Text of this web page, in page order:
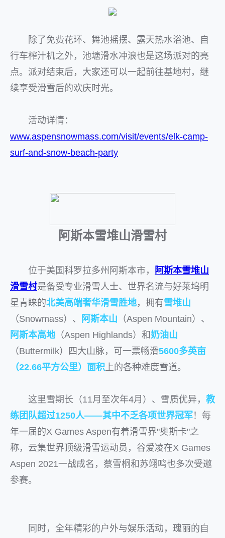
除了免费花环、舞池摇摆、露天热水浴池、自
行车榨汁机之外，池塘滑水冲浪也是这场派对的亮
点。派对结束后，大家还可以一起前往基地村，继
续享受滑雪后的欢庆时光。
活动详情：
www.aspensnowmass.com/visit/events/elk-camp-
surf-and-snow-beach-party
阿斯本雪堆山滑雪村
位于美国科罗拉多州阿斯本市，
阿斯本雪堆山
滑雪村是备受专业滑雪人士、世界名流与好莱坞明
星青睐的北美高端奢华滑雪胜地，拥有雪堆山
（Snowmass）、
阿斯本山 （Aspen Mountain）、
阿斯本高地 （Aspen Highlands）和奶油山
（Buttermilk）四大山脉，可一票畅滑5600多英亩
（22.66平方公里）面积上的各种难度雪道。
这里雪期长（11月至次年4月）、雪质优异， 教
练团队超过1250人——其中不乏各项世界冠军！每
年一届的X Games Aspen有着滑雪界"奥斯卡"之
称，云集世界顶级滑雪运动员，谷爱凌在X Games
Aspen 2021一战成名，蔡雪桐和苏翊鸣也多次受邀
参赛。
同时，全年精彩的户外与娱乐活动，瑰丽的自